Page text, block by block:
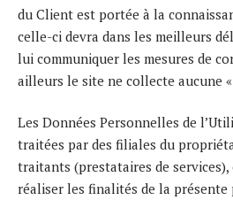
du Client est portée à la
celle-ci devra dans les meilleurs
lui communiquer les mesures de
ailleurs le site ne collecte aucune
Les Données Personnelles de
traitées par des filiales du
traitants (prestataires de
réaliser les finalités de la présente